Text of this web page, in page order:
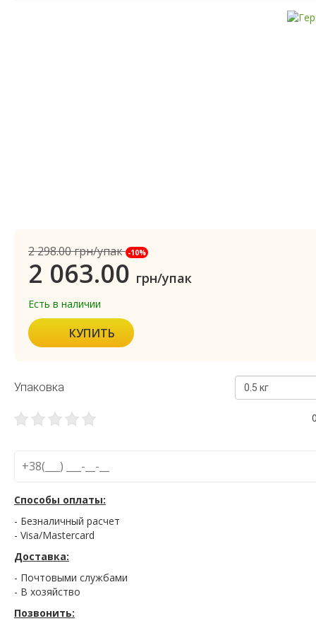
2 298.00грн/упак -10%
2 063.00 грн/упак
Есть в наличии
КУПИТЬ
Упаковка 0.5 кг
Способы оплаты:
- Безналичный расчет
- Visa/Mastercard
Доставка:
- Почтовыми службами
- В хозяйство
Позвонить: